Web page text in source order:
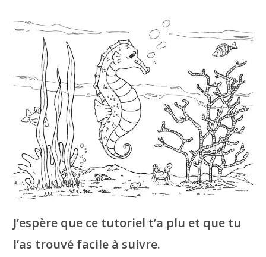
J’espère que ce tutoriel t’a plu et que tu
l’as trouvé facile à suivre.